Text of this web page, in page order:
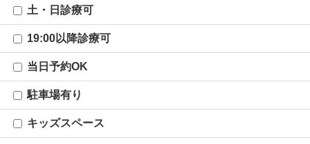
土・日診療可
19:00以降診療可
当日予約OK
駐車場有り
キッズスペース